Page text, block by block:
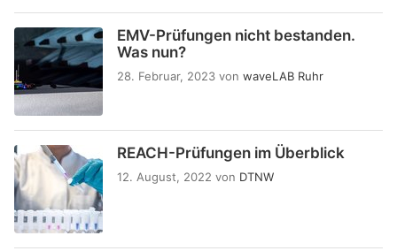
EMV-Prüfungen nicht bestanden.
Was nun?
28. Februar, 2023 von waveLAB Ruhr
REACH-Prüfungen im Überblick
12. August, 2022 von DTNW